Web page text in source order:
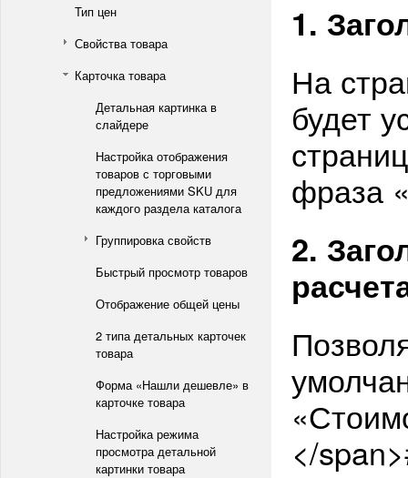
Тип цен
Свойства товара
Карточка товара
Детальная картинка в
слайдере
Настройка отображения
товаров с торговыми
предложениями SKU для
каждого раздела каталога
Группировка свойств
Быстрый просмотр товаров
Отображение общей цены
2 типа детальных карточек
товара
Форма «Нашли дешевле» в
карточке товара
Настройка режима
просмотра детальной
картинки товара
1.
На
будет
фраза
2.
</